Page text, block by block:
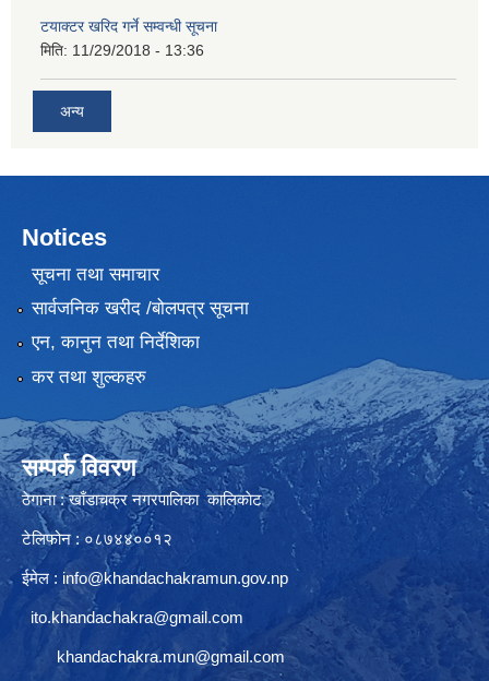
टयाक्टर खरिद गर्ने सम्वन्धी सूचना
मिति: 11/29/2018 - 13:36
अन्य
Notices
सूचना तथा समाचार
सार्वजनिक खरीद /बोलपत्र सूचना
एन, कानुन तथा निर्देशिका
कर तथा शुल्कहरु
सम्पर्क विवरण
ठेगाना : खाँडाचक्र नगरपालिका कालिकाेट
टेलिफोन : ०८७४४००१२
ईमेल : info@khandachakramun.gov.np
ito.khandachakra@gmail.com
khandachakra.mun@gmail.com